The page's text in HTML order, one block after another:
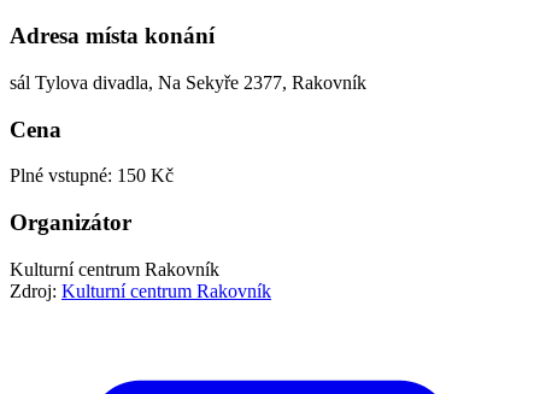
Adresa místa konání
sál Tylova divadla, Na Sekyře 2377, Rakovník
Cena
Plné vstupné: 150 Kč
Organizátor
Kulturní centrum Rakovník
Zdroj: Kulturní centrum Rakovník